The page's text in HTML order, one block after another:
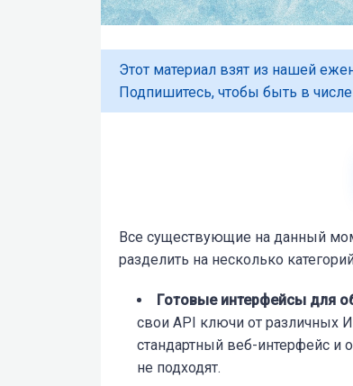
Этот материал взят из нашей
Подпишитесь, чтобы быть в
Все существующие на данный
разделить на несколько
Готовые интерфейсы для
свои API ключи от различных
стандартный веб-интерфейс
не подходят.